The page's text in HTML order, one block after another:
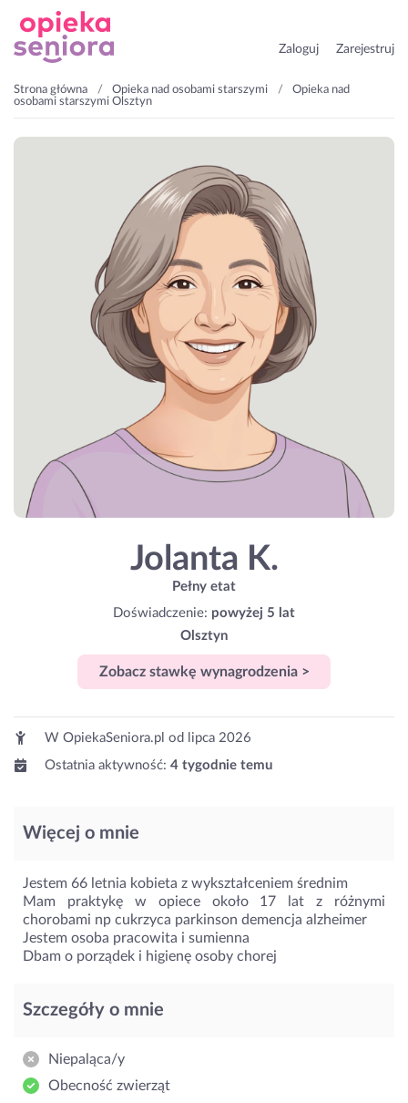
Zaloguj Zarejestruj
Strona główna Opieka nad osobami starszymi
Opieka nad
osobami starszymi Olsztyn
Jolanta K.
Pełny etat
Doświadczenie: powyżej 5 lat
Olsztyn
Zobacz stawkę wynagrodzenia >
W OpiekaSeniora.pl od
lipca 2026
Ostatnia aktywność: 4 tygodnie temu
Więcej o mnie
Jestem 66 letnia kobieta z wykształceniem średnim
Mam praktykę w opiece około 17 lat z różnymi
chorobami np cukrzyca parkinson demencja alzheimer
Jestem osoba pracowita i sumienna
Dbam o porządek i higienę osoby chorej
Szczegóły o mnie
Niepaląca/y
Obecność zwierząt